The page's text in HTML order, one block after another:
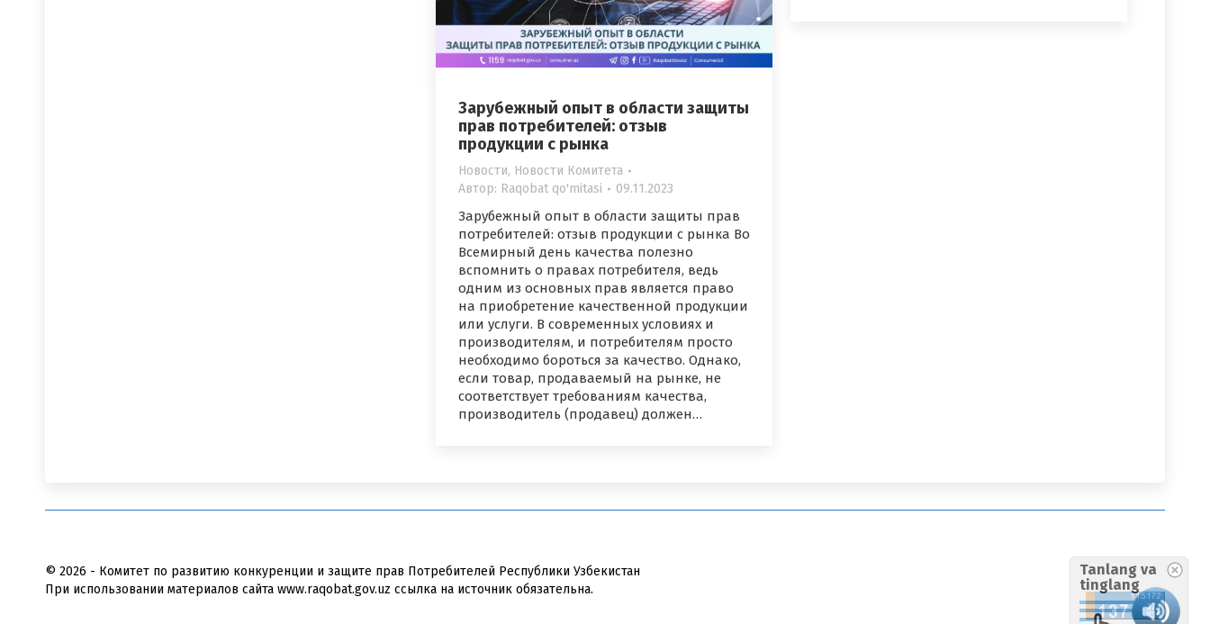
Зарубежный опыт в области защиты
прав потребителей: отзыв
продукции с рынка
Новости, Новости Комитета
Автор: Raqobat qo'mitasi 09.11.2023
Зарубежный опыт в области защиты прав
потребителей: отзыв продукции с рынка Во
Всемирный день качества полезно
вспомнить о правах потребителя, ведь
одним из основных прав является право
на приобретение качественной продукции
или услуги. В современных условиях и
производителям, и потребителям просто
необходимо бороться за качество. Однако,
если товар, продаваемый на рынке, не
соответствует требованиям качества,
производитель (продавец) должен…
© 2026 - Комитет по развитию конкуренции и защите прав Потребителей Республики Узбекистан
При использовании материалов сайта www.raqobat.gov.uz ссылка на источник обязательна.
Tanlang va
tinglang